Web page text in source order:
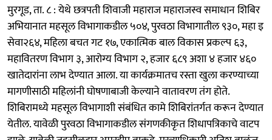
मुरगूड, ता. ८ : येथे छत्रपती शिवाजी महाराज महाराजस्व समाधान शिबिर
अभियानात महसूल विभागाकडील ५०४, पुरवठा विभागातील ९३०, महा इ
सेवा२६४, महिला बचत गट १७, एकात्मिक बाल विकास प्रकल्प ६३,
महावितरण विभाग ३, आरोग्य विभाग २, हजार ६८९ अशा ४ हजार ४६०
खातेदारांना लाभ देण्यात आला. या कार्यक्रमातच रस्ता खुला करण्याच्या
मागणीसाठी महिलांनी घोषणाबाजी केल्याने वातावरण तंग होते.
शिबिरामध्ये महसूल विभागाशी संबंधित कामे शिबिरांतर्गत करून देण्यात
येतील. यावेळी पुरवठा विभागाकडील संगणकीकृत शिधापत्रिकाचे वाटप